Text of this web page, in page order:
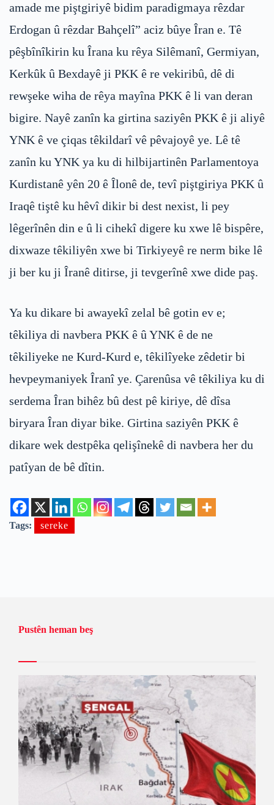
amade me piştgiriyê bidim paradigmaya rêzdar
Erdogan û rêzdar Bahçelî” aciz bûye Îran e. Tê
pêşbînîkirin ku Îrana ku rêya Silêmanî, Germiyan,
Kerkûk û Bexdayê ji PKK ê re vekiribû, dê di
rewşeke wiha de rêya mayîna PKK ê li van deran
bigire. Nayê zanîn ka girtina saziyên PKK ê ji aliyê
YNK ê ve çiqas têkildarî vê pêvajoyê ye. Lê tê
zanîn ku YNK ya ku di hilbijartinên Parlamentoya
Kurdistanê yên 20 ê Îlonê de, tevî piştgiriya PKK û
Iraqê tiştê ku hêvî dikir bi dest nexist, li pey
lêgerînên din e û li cihekî digere ku xwe lê bispêre,
dixwaze têkiliyên xwe bi Tirkiyeyê re nerm bike lê
ji ber ku ji Îranê ditirse, ji tevgerînê xwe dide paş.
Ya ku dikare bi awayekî zelal bê gotin ev e;
têkiliya di navbera PKK ê û YNK ê de ne
têkiliyeke ne Kurd-Kurd e, têkilîyeke zêdetir bi
hevpeymaniyek Îranî ye. Çarenûsa vê têkiliya ku di
serdema Îran bihêz bû dest pê kiriye, dê dîsa
biryara Îran diyar bike. Girtina saziyên PKK ê
dikare wek destpêka qelişînekê di navbera her du
patîyan de bê dîtin.
Tags: sereke
Pustên heman beş